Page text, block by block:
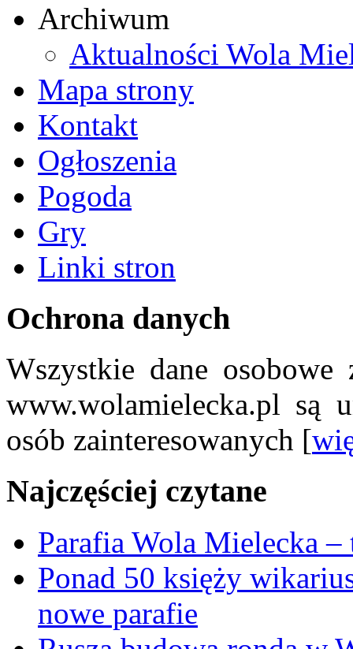
Archiwum
Aktualności Wola
Mapa strony
Kontakt
Ogłoszenia
Pogoda
Gry
Linki stron
Ochrona danych
Wszystkie dane osobowe
www.wolamielecka.pl są
osób zainteresowanych [
Najczęściej czytane
Parafia Wola Mielecka
Ponad 50 księży
nowe parafie